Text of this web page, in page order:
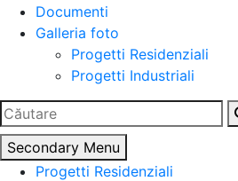
Documenti
Galleria foto
Progetti Residenziali
Progetti Industriali
Ricerca
per:
Secondary Menu
Progetti Residenziali